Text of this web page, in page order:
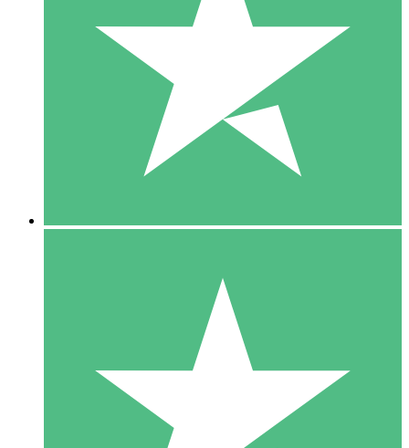
Betaal per gebruik met downloadtegoeden. Geen maandelijkse
1000
10 Downloaden
20 00